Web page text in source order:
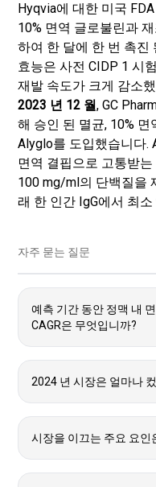
Hyqvia에 대한 미국
10% 면역 글로불린과
하여 한 달에 한 번 촉진
효능은 사전 CIDP 1 시
재발 속도가 크게 감소
2023 년 12 월, GC
해 승인 된 멸균, 10% 면
Alyglo를 도입했습니다.
면역 결핍으로 고통받
100 mg/ml의 단백질을
래 한 인간 IgG에서 최
자주 묻는 질문
예측 기간 동안 정맥 내
CAGR은 무엇입니까?
2024 년 시장은 얼마나
시장을 이끄는 주요 요인